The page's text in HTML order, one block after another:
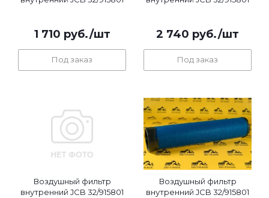
1 710 руб./шт
Под заказ
2 740 руб./шт
Под заказ
Воздушный фильтр
внутренний JCB 32/915801
Воздушный фильтр
внутренний JCB 32/915801